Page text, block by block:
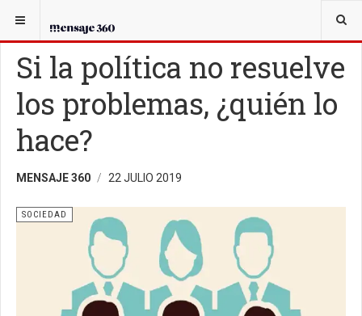
USTED ESTÁ AQUÍ:
Si la política no resuelve
los problemas, ¿quién lo
hace?
MENSAJE 360 22 JULIO 2019
SOCIEDAD